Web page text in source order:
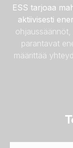
ESS tarjoaa
aktiivisesti
parantavat
määrittää